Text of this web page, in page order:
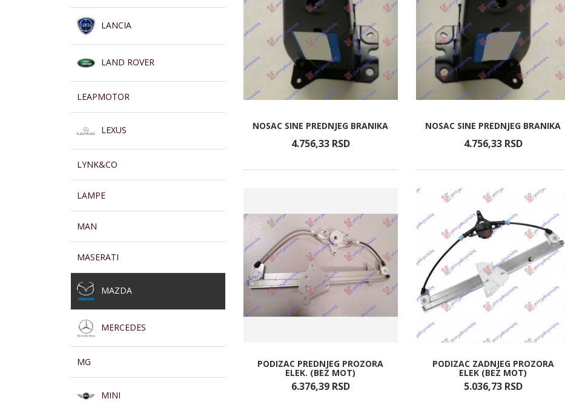
LANCIA
LAND ROVER
LEAPMOTOR
LEXUS
LYNK&CO
LAMPE
MAN
MASERATI
MAZDA
MERCEDES
MG
MINI
NOSAC SINE PREDNJEG BRANIKA
4.756,33 RSD
NOSAC SINE PREDNJEG BRANIKA
4.756,33 RSD
PODIZAC PREDNJEG PROZORA
ELEK. (BEZ MOT)
6.376,39 RSD
PODIZAC ZADNJEG PROZORA
ELEK (BEZ MOT)
5.036,73 RSD